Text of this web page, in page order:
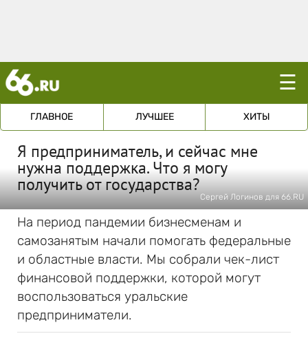
☰
ГЛАВНОЕ ЛУЧШЕЕ ХИТЫ
Я предприниматель, и сейчас мне
нужна поддержка. Что я могу
получить от государства?
Сергей Логинов для 66.RU
На период пандемии бизнесменам и
самозанятым начали помогать федеральные
и областные власти. Мы собрали чек-лист
финансовой поддержки, которой могут
воспользоваться уральские
предприниматели.